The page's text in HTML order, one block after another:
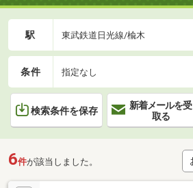
駅 東武鉄道日光線/楡木
条件 指定なし
検索条件を保存
新着メールを受
取る
6件が該当しました。